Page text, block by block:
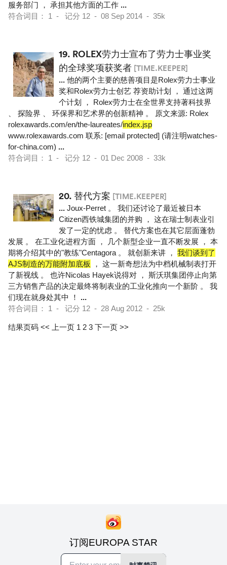
服务部门 ， 承担其他方面的工作 ...
符合词目： 1 - 记分 12 - 08 Sep 2014 - 35k
19. ROLEX劳力士宣布了劳力士事业奖
的全球奖项获奖者 [TIME.KEEPER]
... 他的两个主要的慈善项目是Rolex劳力士事业
奖和Rolex劳力士创艺 荐资助计划 ， 通过这两
个计划 ， Rolex劳力士在全世界支持著科技界
、 探险界 、 环保界和艺术界的创新精神 。 原文来源: Rolex
rolexawards.com/en/the-laureates/index.jsp
www.rolexawards.com 联系: [email protected] (请注明watches-
for-china.com) ...
符合词目： 1 - 记分 12 - 01 Dec 2008 - 33k
20. 替代方案 [TIME.KEEPER]
... Joux-Perret 。 我们还讨论了最近被日本
Citizen西铁城集团的并购 ， 这在瑞士制表业引
发了一定的忧虑 。 替代方案也在其它层面蓬勃
发展 。 在工业化进程方面 ， 几个新型企业一直不断发展 ， 本
期将介绍其中的"教练"Centagora 。 就创新来讲 ， 我们谈到了
AJS制造的万能附加底板
， 这一新奇想法为中档机械制表打开
了新视线 。 也许Nicolas Hayek说得对 ， 斯沃琪集团停止向第
三方销售产品的决定最终将制表业的工业化推向一个新阶 。 我
们现在就身处其中 ！ ...
符合词目： 1 - 记分 12 - 28 Aug 2012 - 25k
结果页码 << 上一页 1 2 3 下一页 >>
订阅EUROPA STAR